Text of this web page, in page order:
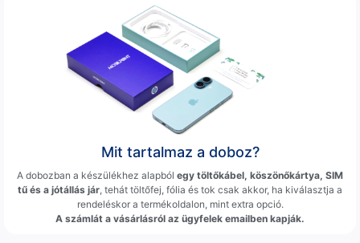
Mit tartalmaz a doboz?
A dobozban a készülékhez alapból egy töltőkábel, köszönőkártya, SIM
tű és a jótállás jár , tehát töltőfej, fólia és tok csak akkor, ha kiválasztja a
rendeléskor a termékoldalon, mint extra opció.
A számlát a vásárlásról az ügyfelek emailben kapják.